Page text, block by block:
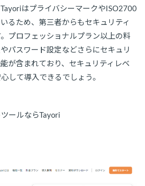
はプライバシーマークやISO2700
るため、第三者からもセキュリティ
プロフェッショナルプラン以上の料
パスワード設定などさらにセキュリ
が含まれており、セキュリティレベ
して導入できるでしょう。
ールならTayori